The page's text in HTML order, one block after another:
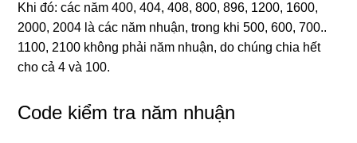
Khi đó: các năm 400, 404, 408, 800, 896, 1200, 1600,
2000, 2004 là các năm nhuận, trong khi 500, 600, 700..
1100, 2100 không phải năm nhuận, do chúng chia hết
cho cả 4 và 100.
Code kiểm tra năm nhuận